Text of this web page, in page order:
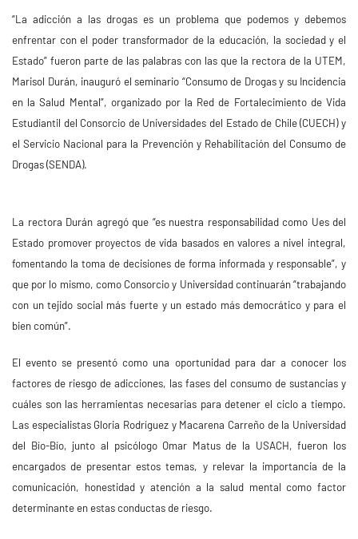
“La adicción a las drogas es un problema que podemos y debemos
enfrentar con el poder transformador de la educación, la sociedad y el
Estado” fueron parte de las palabras con las que la rectora de la UTEM,
Marisol Durán, inauguró el seminario “Consumo de Drogas y su Incidencia
en la Salud Mental”, organizado por la Red de Fortalecimiento de Vida
Estudiantil del Consorcio de Universidades del Estado de Chile (CUECH) y
el Servicio Nacional para la Prevención y Rehabilitación del Consumo de
Drogas (SENDA).
La rectora Durán agregó que “es nuestra responsabilidad como Ues del
Estado promover proyectos de vida basados en valores a nivel integral,
fomentando la toma de decisiones de forma informada y responsable”, y
que por lo mismo, como Consorcio y Universidad continuarán “trabajando
con un tejido social más fuerte y un estado más democrático y para el
bien común”.
El evento se presentó como una oportunidad para dar a conocer los
factores de riesgo de adicciones, las fases del consumo de sustancias y
cuáles son las herramientas necesarias para detener el ciclo a tiempo.
Las especialistas Gloria Rodríguez y Macarena Carreño de la Universidad
del Bío-Bío, junto al psicólogo Omar Matus de la USACH, fueron los
encargados de presentar estos temas, y relevar la importancia de la
comunicación, honestidad y atención a la salud mental como factor
determinante en estas conductas de riesgo.